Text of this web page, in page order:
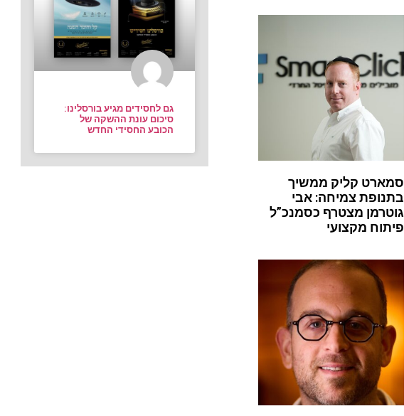
סמארט קליק ממשיך
בתנופת צמיחה: אבי
גוטרמן מצטרף כסמנכ”ל
פיתוח מקצועי
גם לחסידים מגיע בורסלינו:
סיכום עונת ההשקה של
הכובע החסידי החדש